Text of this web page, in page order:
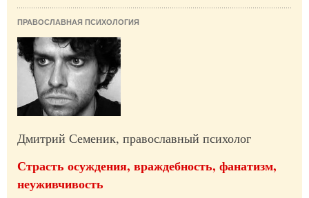
ПРАВОСЛАВНАЯ ПСИХОЛОГИЯ
Дмитрий Семеник, православный психолог
Страсть осуждения, враждебность, фанатизм,
неуживчивость